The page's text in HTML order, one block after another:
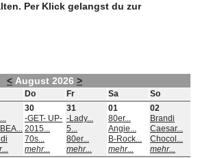
Per Klick gelangst du zur
< August 2026 >
Do Fr Sa
So
30
-GET- UP-
2015...
70s...
mehr...
31
-Lady...
5...
80er...
mehr...
01
80er...
Angie...
B-Rock...
mehr...
02
Brandi
Caesar...
Chocol...
mehr...